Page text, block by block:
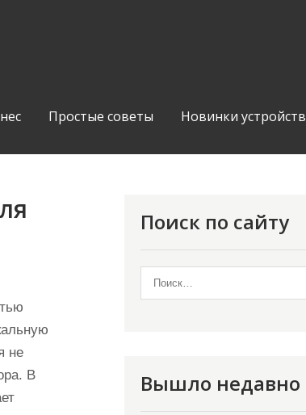
Простые советы Новинки устройств
не
В
Поиск по сайту
Вышло недавно